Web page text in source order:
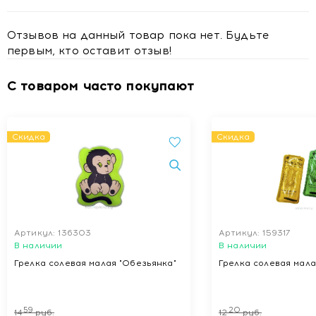
Отзывов на данный товар пока нет. Будьте
первым, кто оставит отзыв!
С товаром часто покупают
Скидка
Артикул: 136303
В наличии
Грелка солевая малая "Обезьянка"
1459 руб.
Скидка
Артикул: 159317
В наличии
Грелка солевая
1220 руб.